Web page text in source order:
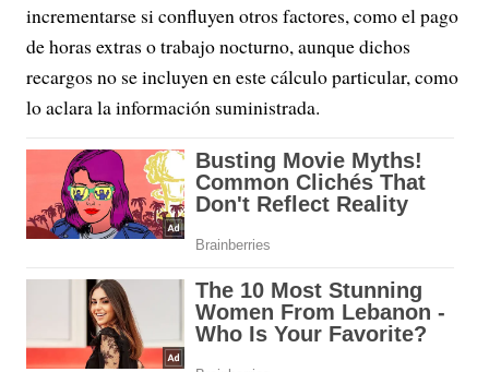
incrementarse si confluyen otros factores, como el pago
de horas extras o trabajo nocturno, aunque dichos
recargos no se incluyen en este cálculo particular, como
lo aclara la información suministrada.